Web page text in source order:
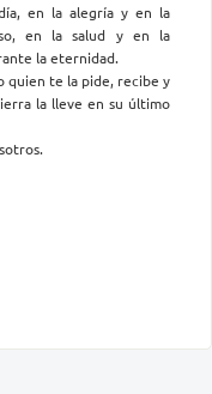
en la alegría y en la
en la salud y en la
la eternidad.
quien te la pide, recibe y
la lleve en su último